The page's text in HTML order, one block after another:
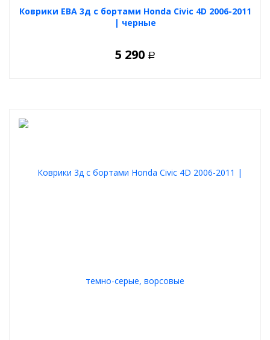
Коврики ЕВА 3д с бортами Honda Civic 4D 2006-2011
| черные
5 290 Р